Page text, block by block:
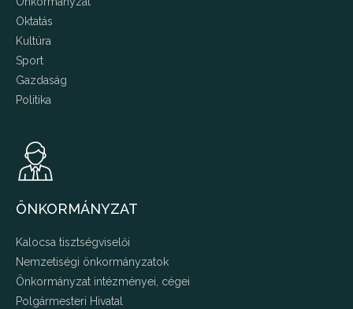
Oktatás
Kultúra
Sport
Gazdaság
Politika
ÖNKORMÁNYZAT
Kalocsa tisztségviselői
Nemzetiségi önkormányzatok
Önkormányzat intézményei, cégei
Polgármesteri Hivatal